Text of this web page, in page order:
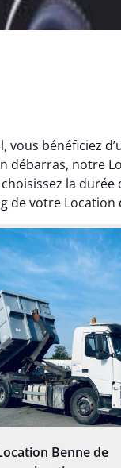
bénéficiez
débarras, notre
la
de votre Location
Benne de
Bonnet
21 juin 2024
de terrassement
jardin à Var était
L'équipe a
de manière efficace
laissant
jardin impeccable et
pour notre nouveau
paysager.